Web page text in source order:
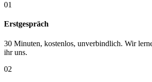
01
Erstgespräch
30 Minuten, kostenlos, unverbindlich. Wir
ihr uns.
02